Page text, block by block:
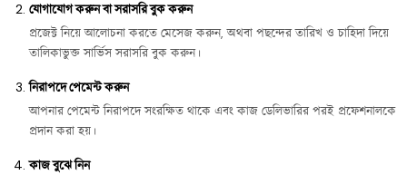
যোগাযোগ করুন বা সরাসরি বুক করুন
প্রজেক্ট নিয়ে আলোচনা করতে মেসেজ করুন, অথবা পছন্দের তারিখ ও চাহিদা দিয়ে
তালিকাভুক্ত সার্ভিস সরাসরি বুক করুন।
নিরাপদে পেমেন্ট করুন
আপনার পেমেন্ট নিরাপদে সংরক্ষিত থাকে এবং কাজ ডেলিভারির পরই প্রফেশনালকে
প্রদান করা হয়।
কাজ বুঝে নিন